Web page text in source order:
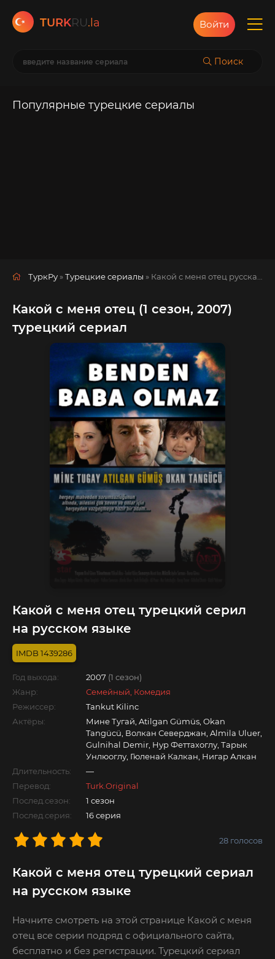
TURKRU.la
Поиск
Войти
Популярные турецкие сериалы
ТуркРу »Турецкие сериалы » Какой с меня отец русская озвучка смотреть полностью онлайн!
Какой с меня отец (1 сезон, 2007)
турецкий сериал
Какой с меня отец турецкий серил
на русском языке
1439286
Год выхода: 2007 (1 сезон)
Жанр:
Семейный, Комедия
Режиссер:
Tankut Kilinc
Актёры:
Мине Тугай, Atilgan Gümüs, Okan
Tangücü, Волкан Северджан, Almila Uluer,
Gulnihal Demir, Нур Феттахоглу, Тарык
Унлюоглу, Гюленай Калкан, Нигар Алкан
Длительность:
—
Перевод:
Turk.Original
Послед.сезон:
1 сезон
Послед.серия:
16 серия
28 голосов
Какой с меня отец турецкий сериал
на русском языке
Начните смотреть на этой странице Какой с меня
отец все серии подряд с официального сайта,
бесплатно и без регистрации. Турецкий сериал